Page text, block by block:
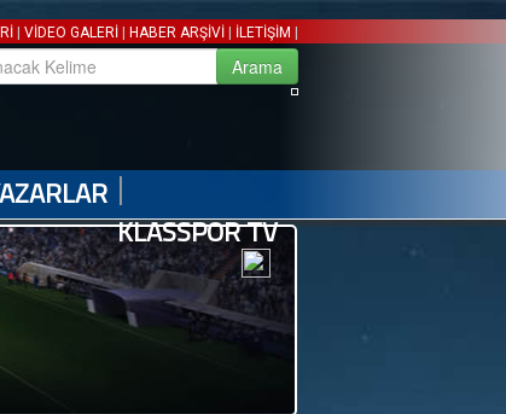
| VİDEO GALERİ | HABER ARŞİVİ | İLETİŞİM |
|
KLASSPOR TV